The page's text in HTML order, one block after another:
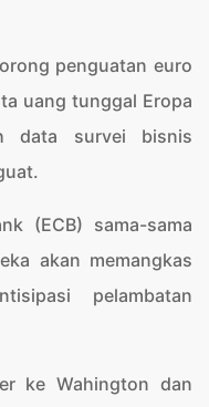
penguatan euro
uang tunggal Eropa
data survei bisnis
(ECB) sama-sama
akan memangkas
pelambatan
ke Wahington dan